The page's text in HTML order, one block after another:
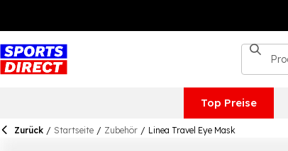
Top Preise
Zurück / Startseite / Zubehör / Linea Travel Eye Mask